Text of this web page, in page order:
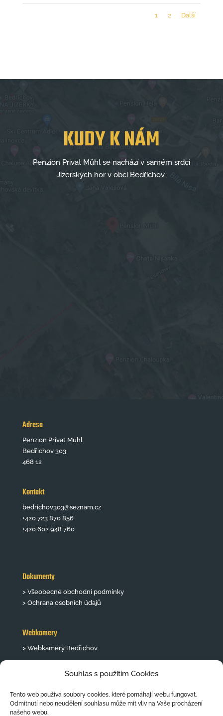
Souhlas s použitím Cookies
Tento web používá soubory cookies, které pomáhají webu fungovat.
Odmítnutí nebo neudělení souhlasu může mít vliv na Vaše procházení
našeho webu.
1 2 Další
KUDY K NÁM
Penzion Privat Mühl se nachází v samém srdci
Jizerských hor v obci Bedřichov.
Adresa
Penzion Privat Mühl
Bedřichov 303
468 12
Kontakt
bedrichov303@seznam.cz
+420 723 870 856
+420 602 948 760
Dokumenty
> Všeobecné obchodní podmínky
> Ochrana osobních údajů
Webkamery
> Webkamery Bedřichov